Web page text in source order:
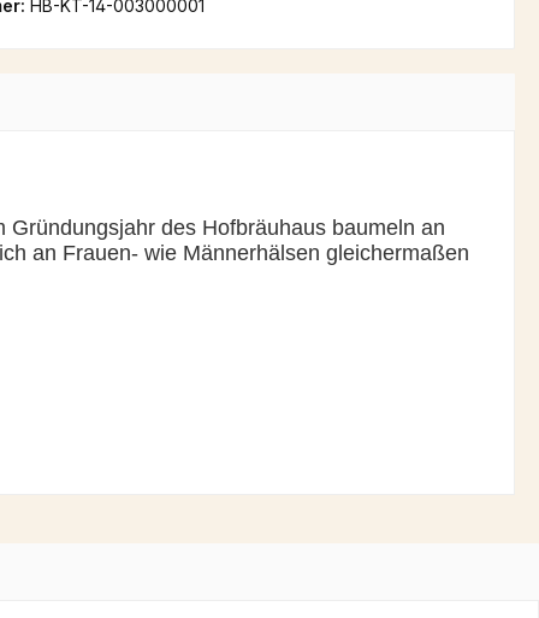
HB-KT-14-003000001
des Hofbräuhaus baumeln an
an Frauen- wie Männerhälsen gleichermaßen